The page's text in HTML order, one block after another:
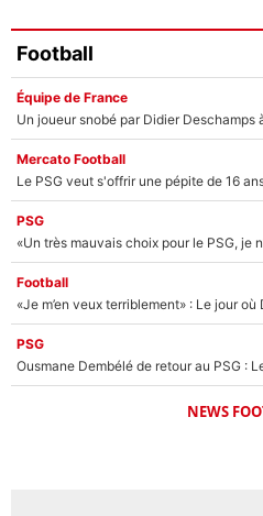
Football
Équipe de France
Mercato Football
PSG
Football
PSG
NEWS